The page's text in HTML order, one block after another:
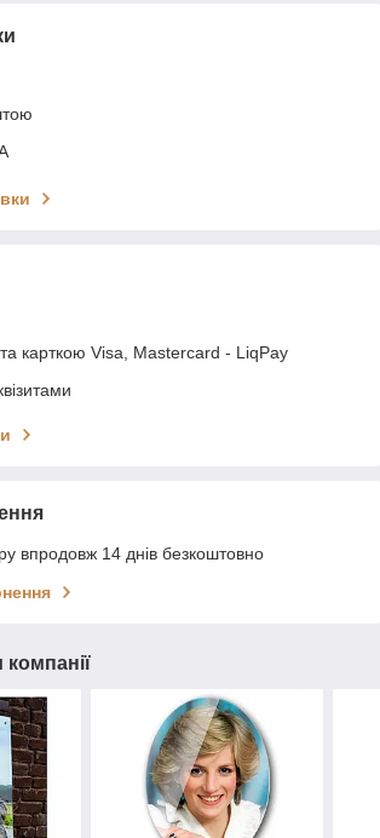
карткою Visa, Mastercard - LiqPay
впродовж 14 днів безкоштовно
компанії